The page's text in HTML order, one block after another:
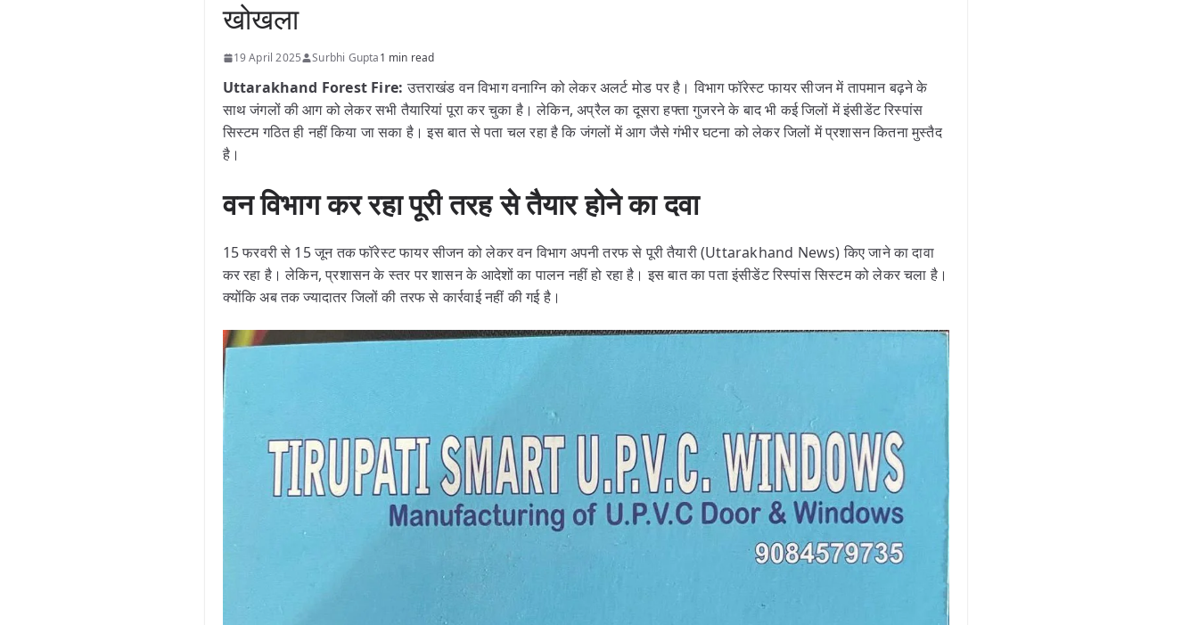
खोखला
19 April 2025 Surbhi Gupta1 min read
Uttarakhand Forest Fire:उत्तराखंड वन विभाग वनाग्नि को लेकर अलर्ट मोड पर है। विभाग फॉरेस्ट फायर सीजन में तापमान बढ़ने के
साथ जंगलों की आग को लेकर सभी तैयारियां पूरा कर चुका है। लेकिन, अप्रैल का दूसरा हफ्ता गुजरने के बाद भी कई जिलों में इंसीडेंट रिस्पांस
सिस्टम गठित ही नहीं किया जा सका है। इस बात से पता चल रहा है कि जंगलों में आग जैसे गंभीर घटना को लेकर जिलों में प्रशासन कितना मुस्तैद
है।
वन विभाग कर रहा पूरी तरह से तैयार होने का दवा
15 फरवरी से 15 जून तक फॉरेस्ट फायर सीजन को लेकर वन विभाग अपनी तरफ से पूरी तैयारी (Uttarakhand News) किए जाने का दावा
कर रहा है। लेकिन, प्रशासन के स्तर पर शासन के आदेशों का पालन नहीं हो रहा है। इस बात का पता इंसीडेंट रिस्पांस सिस्टम को लेकर चला है।
क्योंकि अब तक ज्यादातर जिलों की तरफ से कार्रवाई नहीं की गई है।